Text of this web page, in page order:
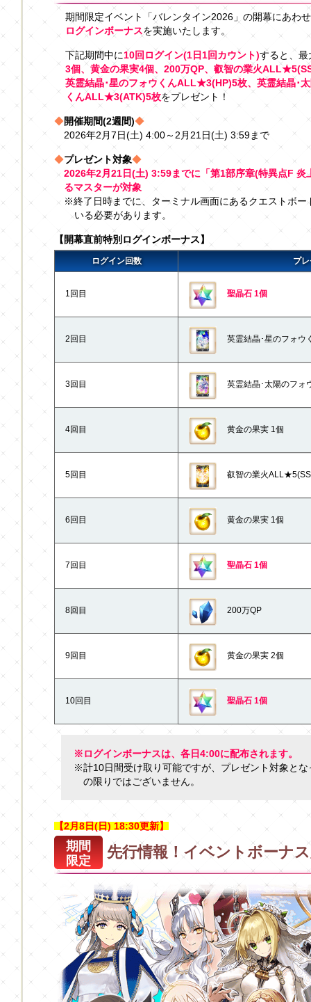
期間限定イベント「バレンタイン2026」の開幕にあわ
ログインボーナスを実施いたします。
下記期間中に10回ログイン(1日1回カウント)すると、最
3個、黄金の果実4個、200万QP、叡智の業火
英霊結晶･星のフォウくんALL★3(HP)5枚、英霊結晶･
くんALL★3(ATK)5枚をプレゼント！
◆開催期間(2週間)◆
2026年2月7日(土) 4:00～2月21日(土) 3:59まで
◆プレゼント対象◆
2026年2月21日(土) 3:59までに「第1部序章(特異点F 炎
るマスターが対象
※終了日時までに、ターミナル画面にあるクエストボ
いる必要があります。
【開幕直前特別ログインボーナス】
ログイン回数 プ
1回目 聖晶石 1個
2回目 英霊結晶･星のフォ
3回目 英霊結晶･太陽のフ
4回目 黄金の果実 1個
5回目 叡智の業火
6回目 黄金の果実 1個
7回目 聖晶石 1個
8回目 200万QP
9回目 黄金の果実 2個
10回目 聖晶石 1個
※ログインボーナスは、各日4:00に配布されます。
※計10日間受け取り可能ですが、プレゼント対象と
の限りではございません。
【2月8日(日) 18:30更新】
期間
限定
先行情報！イベントボーナ